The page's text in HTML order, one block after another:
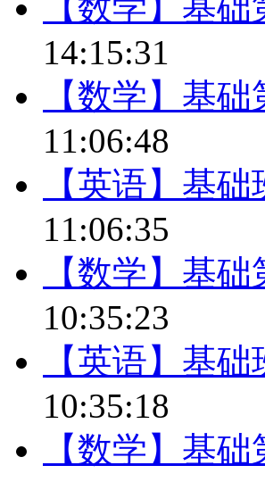
14:15:31
【数学】基
11:06:48
【英语】基
11:06:35
【数学】基
10:35:23
【英语】基
10:35:18
【数学】基